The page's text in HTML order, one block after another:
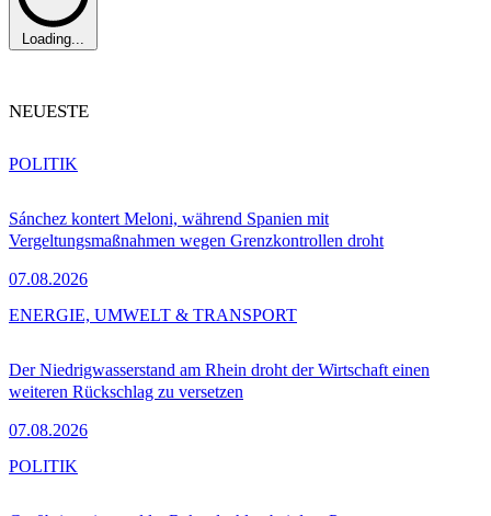
Loading...
NEUESTE
Sánchez kontert Meloni, während Spanien mit
Vergeltungsmaßnahmen wegen Grenzkontrollen droht
07.08.2026
POLITIK
Der Niedrigwasserstand am Rhein droht der Wirtschaft einen
weiteren Rückschlag zu versetzen
07.08.2026
ENERGIE, UMWELT & TRANSPORT
POLITIK